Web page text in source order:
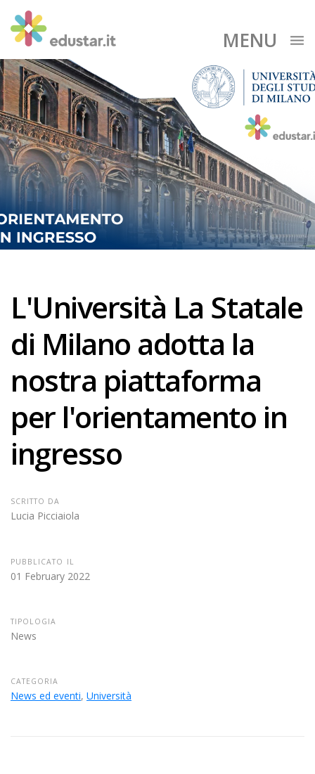
MENU
L'Università La Statale
di Milano adotta la
nostra piattaforma
per l'orientamento in
ingresso
SCRITTO DA
Lucia Picciaiola
PUBBLICATO IL
01 February 2022
TIPOLOGIA
News
CATEGORIA
News ed eventi, Università